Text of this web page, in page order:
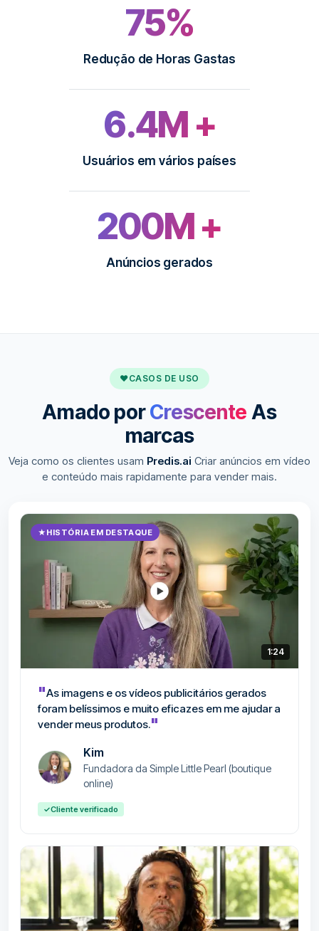
75%
Redução de Horas Gastas
6.4M +
Usuários em vários países
200M +
Anúncios gerados
♥CASOS DE USO
Amado porCrescente As
marcas
Veja como os clientes usam Predis.ai Criar anúncios em vídeo
e conteúdo mais rapidamente para vender mais.
★ HISTÓRIA EM DESTAQUE
1:24
"As imagens e os vídeos publicitários gerados
foram belíssimos e muito eficazes em me ajudar a
vender meus produtos."
Kim
Fundadora da Simple Little Pearl (boutique
online)
✓Cliente verificado